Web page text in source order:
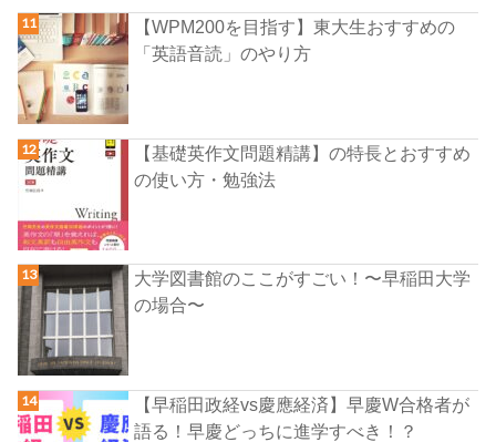
【WPM200を目指す】東大生おすすめの
「英語音読」のやり方
【基礎英作文問題精講】の特長とおすすめ
の使い方・勉強法
大学図書館のここがすごい！〜早稲田大学
の場合〜
【早稲田政経vs慶應経済】早慶W合格者が
語る！早慶どっちに進学すべき！？